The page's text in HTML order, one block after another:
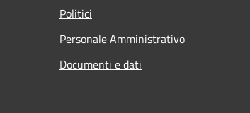
Politici
Personale Amministrativo
Documenti e dati